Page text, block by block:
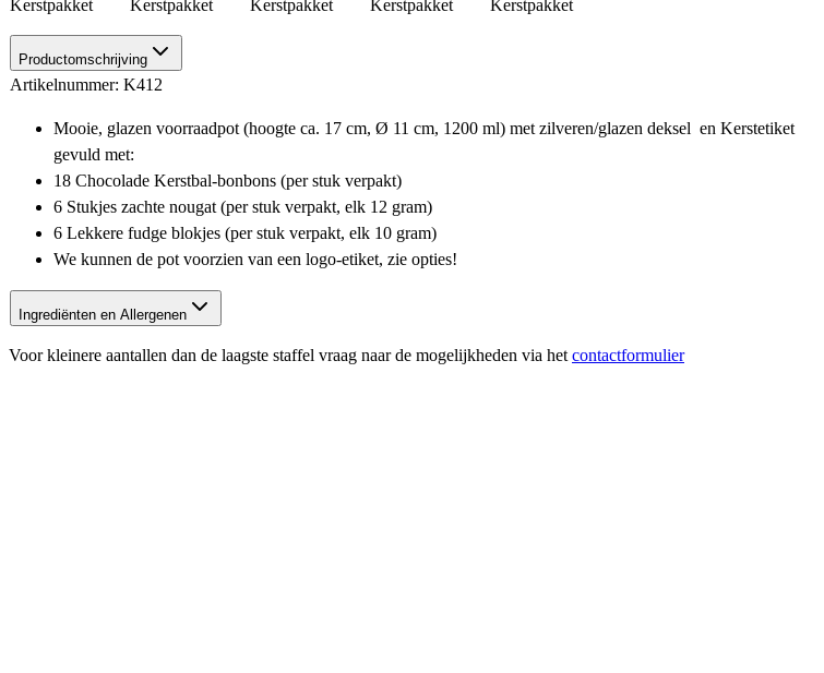
Productomschrijving
Artikelnummer: K412
Mooie, glazen voorraadpot (hoogte ca. 17 cm, Ø 11 cm, 1200 ml) met zilveren/glazen deksel en Kerstetiket
gevuld met:
18 Chocolade Kerstbal-bonbons (per stuk verpakt)
6 Stukjes zachte nougat (per stuk verpakt, elk 12 gram)
6 Lekkere fudge blokjes (per stuk verpakt, elk 10 gram)
We kunnen de pot voorzien van een logo-etiket, zie opties!
Ingrediënten en Allergenen
Voor kleinere aantallen dan de laagste staffel vraag naar de mogelijkheden via het contactformulier